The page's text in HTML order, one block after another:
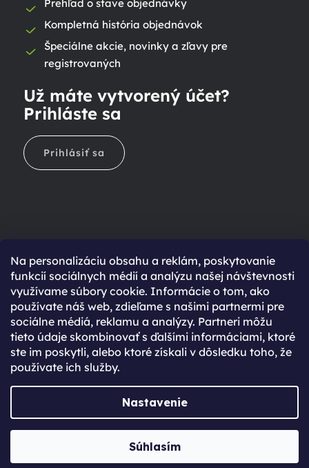
Na personalizáciu obsahu a reklám, poskytovanie
funkcií sociálnych médií a analýzu našej návštevnosti
využívame súbory cookie. Informácie o tom, ako
používate náš web, zdieľame s našimi partnermi pre
sociálne médiá, reklamu a analýzy. Partneri môžu
tieto údaje skombinovať s ďalšími informáciami, ktoré
ste im poskytli, alebo ktoré získali v dôsledku toho, že
používate ich služby.
Nastavenie
Súhlasím
Prehľad o stave objednávky
Kompletná história objednávok
Špeciálne akcie, novinky a zľavy pre
registrovaných
Už máte vytvorený účet?
Prihláste sa
Prihlásiť sa
Ešte nemáte účet?
Rýchlejší nákup vďaka uloženým údajom
Prehľad o stave objednávky
Kompletná história objednávok
Špeciálne akcie, novinky a zľavy pre registrovaných
Vytvoril Shoptet Premium
JabkoLevně.sk. Všetky práva vyhradené.